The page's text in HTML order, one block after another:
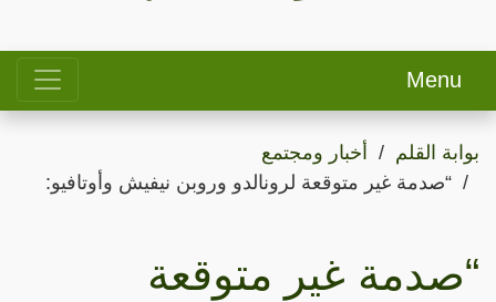
Menu
بوابة القلم
أخبار ومجتمع
“صدمة غير متوقعة لرونالدو وروبن نيفيش وأوتافيو:
“صدمة غير متوقعة